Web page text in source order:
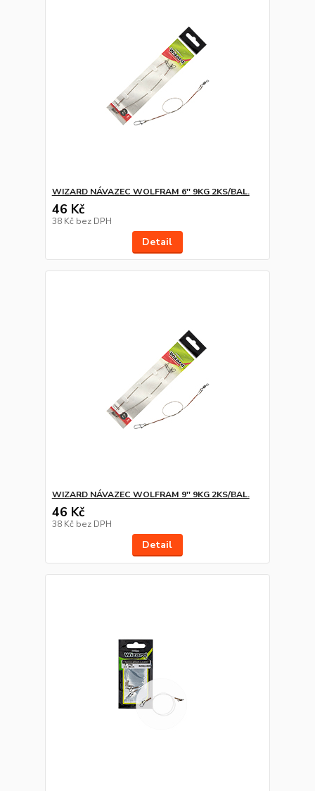
WIZARD NÁVAZEC WOLFRAM 6'' 9KG 2KS/BAL.
46 Kč
38 Kč bez DPH
Detail
WIZARD NÁVAZEC WOLFRAM 9'' 9KG 2KS/BAL.
46 Kč
38 Kč bez DPH
Detail